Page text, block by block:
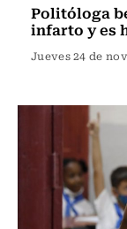
Politóloga
infarto y es
Jueves 24 de